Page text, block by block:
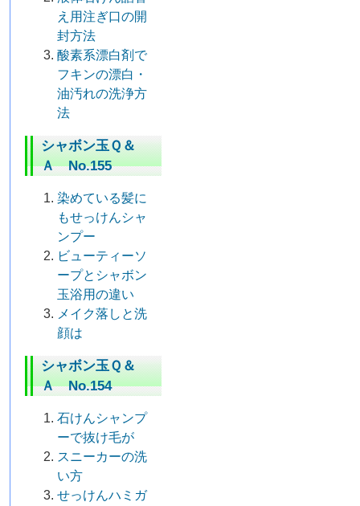
え用注ぎ口の開
封方法
酸素系漂白剤で
フキンの漂白・
油汚れの洗浄方
法
シャボン玉Ｑ＆
Ａ No.155
染めている髪に
もせっけんシャ
ンプー
ビューティーソ
ープとシャボン
玉浴用の違い
メイク落しと洗
顔は
シャボン玉Ｑ＆
Ａ No.154
石けんシャンプ
ーで抜け毛が
スニーカーの洗
い方
せっけんハミガ